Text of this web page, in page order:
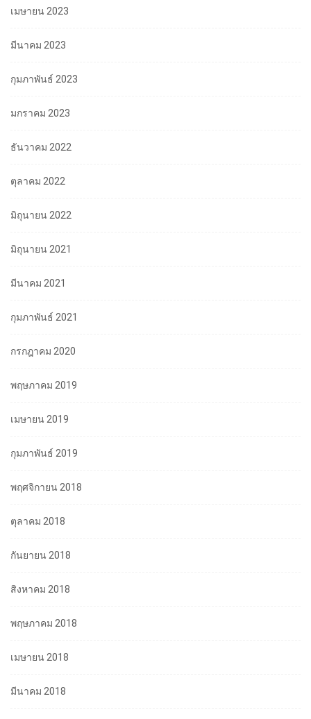
เมษายน 2023
มีนาคม 2023
กุมภาพันธ์ 2023
มกราคม 2023
ธันวาคม 2022
ตุลาคม 2022
มิถุนายน 2022
มิถุนายน 2021
มีนาคม 2021
กุมภาพันธ์ 2021
กรกฎาคม 2020
พฤษภาคม 2019
เมษายน 2019
กุมภาพันธ์ 2019
พฤศจิกายน 2018
ตุลาคม 2018
กันยายน 2018
สิงหาคม 2018
พฤษภาคม 2018
เมษายน 2018
มีนาคม 2018